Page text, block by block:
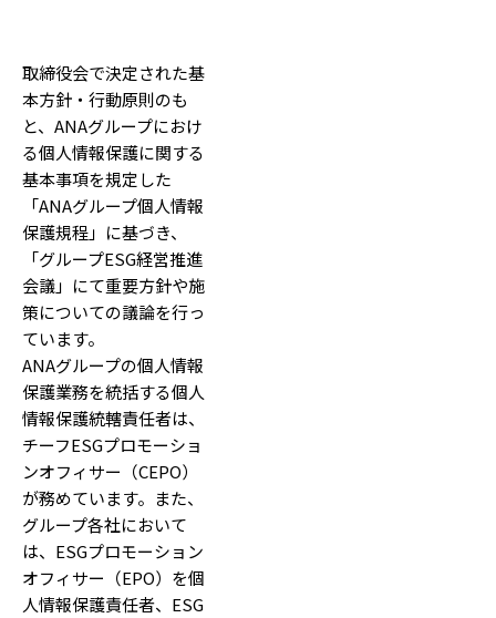
取締役会で決定された基
本方針・行動原則のも
と、ANAグループにおけ
る個人情報保護に関する
基本事項を規定した
「ANAグループ個人情報
保護規程」に基づき、
「グループESG経営推進
会議」にて重要方針や施
策についての議論を行っ
ています。
ANAグループの個人情報
保護業務を統括する個人
情報保護統轄責任者は、
チーフESGプロモーショ
ンオフィサー（CEPO）
が務めています。また、
グループ各社において
は、ESGプロモーション
オフィサー（EPO）を個
人情報保護責任者、ESG